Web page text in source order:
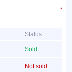
Status
Sold
Not sold